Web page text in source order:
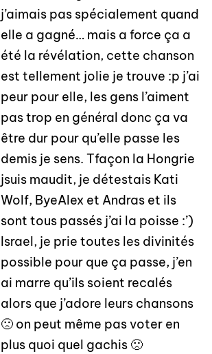
j’aimais pas spécialement quand
elle a gagné… mais a force ça a
été la révélation, cette chanson
est tellement jolie je trouve :p j’ai
peur pour elle, les gens l’aiment
pas trop en général donc ça va
être dur pour qu’elle passe les
demis je sens. Tfaçon la Hongrie
jsuis maudit, je détestais Kati
Wolf, ByeAlex et Andras et ils
sont tous passés j’ai la poisse :’)
Israel, je prie toutes les divinités
possible pour que ça passe, j’en
ai marre qu’ils soient recalés
alors que j’adore leurs chansons
🙁 on peut même pas voter en
plus quoi quel gachis 🙁